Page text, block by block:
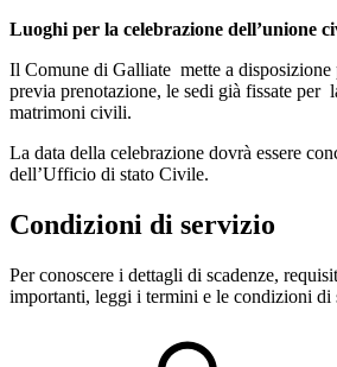
Luoghi per la celebrazione dell’unione
Il Comune di Galliate mette a
previa prenotazione, le sedi già fissate per
matrimoni civili.
La data della celebrazione dovrà essere
dell’Ufficio di stato Civile.
Condizioni di servizio
Per conoscere i dettagli di scadenze,
importanti, leggi i termini e le condizioni di